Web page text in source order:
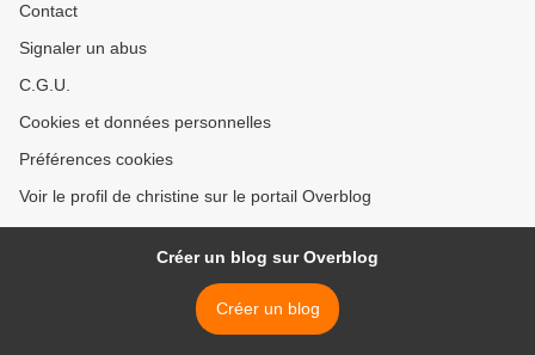
Contact
Signaler un abus
C.G.U.
Cookies et données personnelles
Préférences cookies
Voir le profil de christine sur le portail Overblog
Créer un blog sur Overblog
Créer un blog